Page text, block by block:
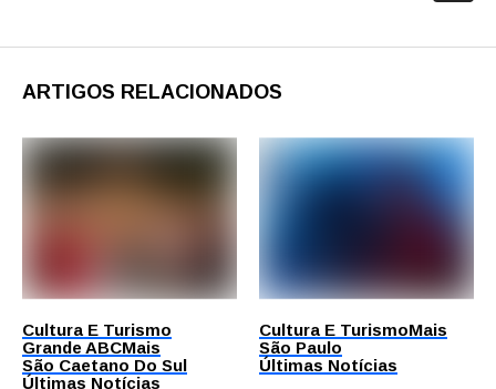
ARTIGOS RELACIONADOS
Cultura E Turismo
Grande ABCMais
São Caetano Do Sul
Últimas Notícias
Cultura E TurismoMais
São Paulo
Últimas Notícias